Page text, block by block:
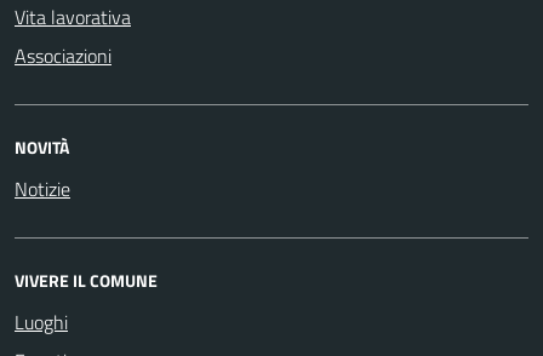
Vita lavorativa
Associazioni
NOVITÀ
Notizie
VIVERE IL COMUNE
Luoghi